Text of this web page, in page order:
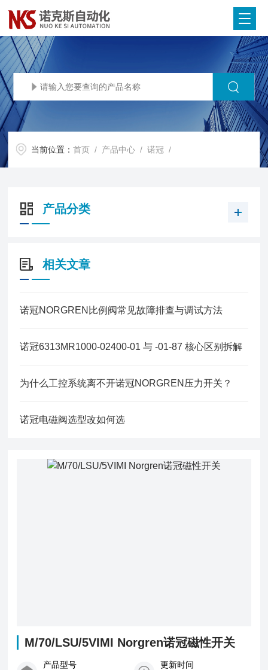
当前位置：首页 / 产品中心 /诺冠 /
产品分类
相关文章
诺冠NORGREN比例阀常见故障排查与调试方法
诺冠6313MR1000-02400-01 与 -01-87 核心区别拆解
为什么工控系统离不开诺冠NORGREN压力开关？
诺冠电磁阀选型改如何选
M/70/LSU/5VIMI Norgren诺冠磁性开关
产品型号
更新时间